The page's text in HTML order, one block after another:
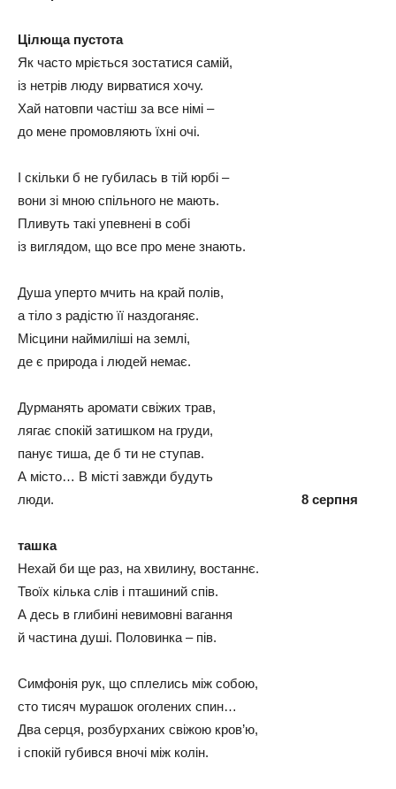
Цілюща пустота
Як часто мріється зостатися самій,
із нетрів люду вирватися хочу.
Хай натовпи частіш за все німі –
до мене промовляють їхні очі.
І скільки б не губилась в тій юрбі –
вони зі мною спільного не мають.
Пливуть такі упевнені в собі
із виглядом, що все про мене знають.
Душа уперто мчить на край полів,
а тіло з радістю її наздоганяє.
Місцини наймиліші на землі,
де є природа і людей немає.
Дурманять аромати свіжих трав,
лягає спокій затишком на груди,
панує тиша, де б ти не ступав.
А місто… В місті завжди будуть
люди. 8 серпня
ташка
Нехай би ще раз, на хвилину, востаннє.
Твоїх кілька слів і пташиний спів.
А десь в глибині невимовні вагання
й частина душі. Половинка – пів.
Симфонія рук, що сплелись між собою,
сто тисяч мурашок оголених спин…
Два серця, розбурханих свіжою кров’ю,
і спокій губився вночі між колін.